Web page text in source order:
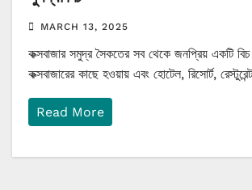
MARCH 13, 2025
কক্সবাজার সমুদ্র সৈকতের সব থেকে জনপ্রিয় একটি
কক্সবাজারের কাছে হওয়ায় এবং হোটেল, রিসোর্ট,
Read More